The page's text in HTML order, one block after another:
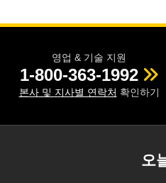
영업 & 기술 지원
1-800-363-1992
본사 및 지사별 연락처 확인하기
오